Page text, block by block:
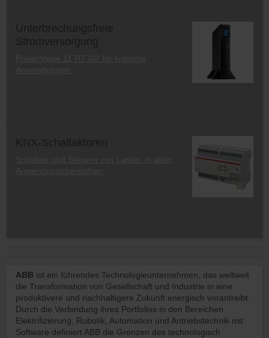
ABB ist ein führendes Technologieunternehmen, das weltweit
die Transformation von Gesellschaft und Industrie in eine
produktivere und nachhaltigere Zukunft energisch vorantreibt.
Durch die Verbindung ihres Portfolios in den Bereichen
Elektrifizierung, Robotik, Automation und Antriebstechnik mit
Software definiert ABB die Grenzen des technologisch